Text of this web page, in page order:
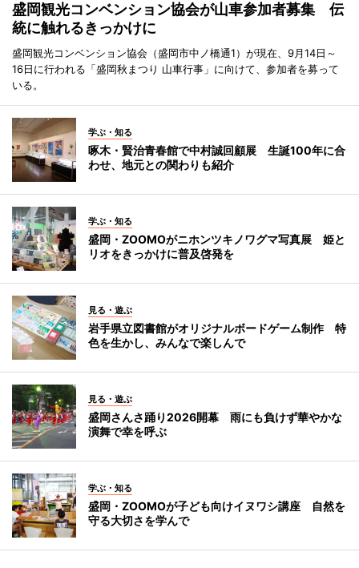
盛岡観光コンベンション協会が山車参加者募集 伝
統に触れるきっかけに
盛岡観光コンベンション協会（盛岡市中ノ橋通1）が現在、9月14日～
16日に行われる「盛岡秋まつり 山車行事」に向けて、参加者を募って
いる。
学ぶ・知る
啄木・賢治青春館で中村誠回顧展 生誕100年に合
わせ、地元との関わりも紹介
学ぶ・知る
盛岡・ZOOMOがニホンツキノワグマ写真展 姫と
リオをきっかけに普及啓発を
見る・遊ぶ
岩手県立図書館がオリジナルボードゲーム制作 特
色を生かし、みんなで楽しんで
見る・遊ぶ
盛岡さんさ踊り2026開幕 雨にも負けず華やかな
演舞で幸を呼ぶ
学ぶ・知る
盛岡・ZOOMOが子ども向けイヌワシ講座 自然を
守る大切さを学んで